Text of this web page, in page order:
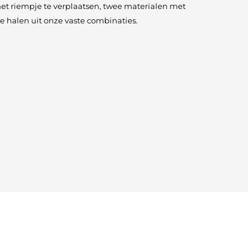
riempje te verplaatsen, twee materialen met
halen uit onze vaste combinaties.